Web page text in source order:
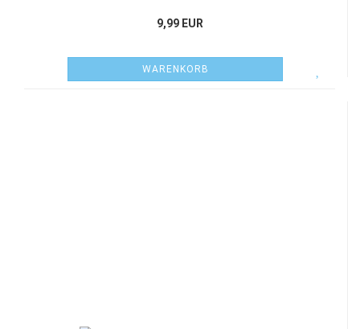
9,99 EUR
WARENKORB